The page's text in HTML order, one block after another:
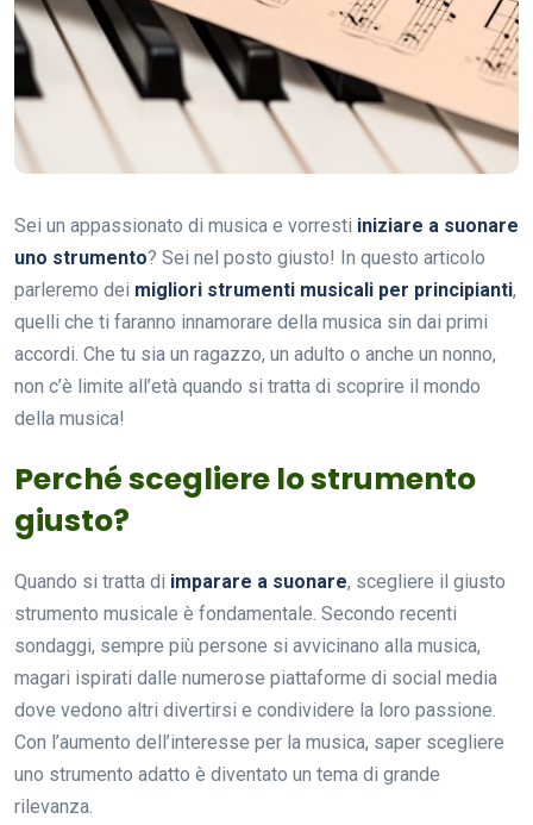
Sei un appassionato di musica e vorresti iniziare a suonare
uno strumento? Sei nel posto giusto! In questo articolo
parleremo dei migliori strumenti musicali per principianti,
quelli che ti faranno innamorare della musica sin dai primi
accordi. Che tu sia un ragazzo, un adulto o anche un nonno,
non c’è limite all’età quando si tratta di scoprire il mondo
della musica!
Perché scegliere lo strumento
giusto?
Quando si tratta di imparare a suonare, scegliere il giusto
strumento musicale è fondamentale. Secondo recenti
sondaggi, sempre più persone si avvicinano alla musica,
magari ispirati dalle numerose piattaforme di social media
dove vedono altri divertirsi e condividere la loro passione.
Con l’aumento dell’interesse per la musica, saper scegliere
uno strumento adatto è diventato un tema di grande
rilevanza.